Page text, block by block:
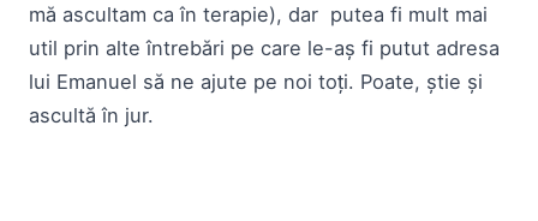
mă ascultam ca în terapie), dar putea fi mult mai
util prin alte întrebări pe care le-aș fi putut adresa
lui Emanuel să ne ajute pe noi toți. Poate, știe și
ascultă în jur.